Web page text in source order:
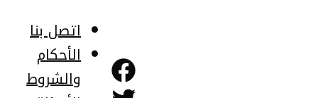
فيسبوك
اتصل بنا
الأحكام
والشروط